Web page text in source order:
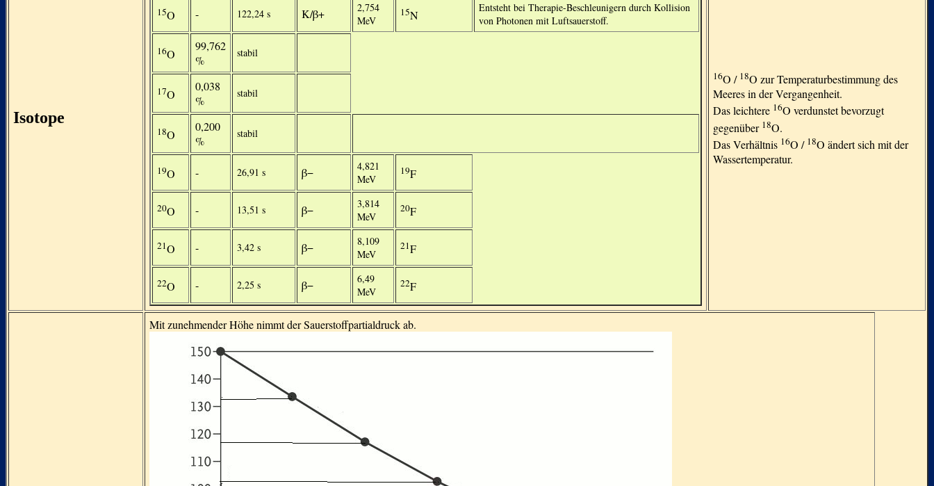
Isotope
15O - 122,24 s K/β+
2,754
MeV
15N
Entsteht bei Therapie-Beschleunigern durch Kollision
von Photonen mit Luftsauerstoff.
16O
99,762
%
stabil
17O
0,038
%
stabil
18O
0,200
%
stabil
19O - 26,91 s β−
4,821
MeV
19F
20O - 13,51 s β−
3,814
MeV
20F
21O - 3,42 s β−
8,109
MeV
21F
22O - 2,25 s β−
6,49
MeV
22F
16O / 18O zur Temperaturbestimmung des
Meeres in der Vergangenheit.
Das leichtere 16O verdunstet bevorzugt
gegenüber 18O.
Das Verhältnis 16O / 18O ändert sich mit der
Wassertemperatur.
Mit zunehmender Höhe nimmt der Sauerstoffpartialdruck ab.